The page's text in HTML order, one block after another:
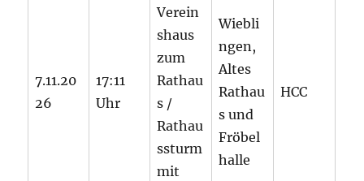
7.11.20
26
17:11
Uhr
Verein
shaus
zum
Rathau
s /
Rathau
ssturm
mit
Wiebli
ngen,
Altes
Rathau
s und
Fröbel
halle
HCC